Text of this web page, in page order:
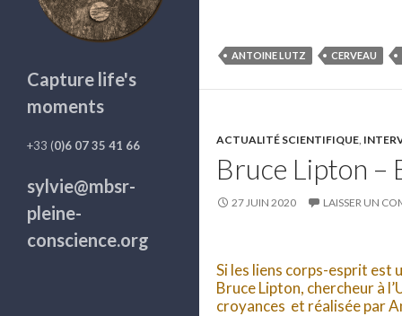
ANTOINE LUTZ CERVEAU
ACTUALITÉ SCIENTIFIQUE,
Bruce Lipton –
27 JUIN 2020 LAISSER UN
Si les liens corps-esprit est
Bruce Lipton, chercheur à
croyances et réalisée par
Capture life's
moments
+33 (0)6 07 35 41 66
sylvie@mbsr-
pleine-
conscience.org